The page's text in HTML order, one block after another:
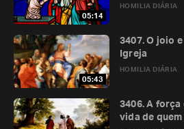
05:14
HOMILIA DIÁRIA
05:43
HOMILIA DIÁRIA
3407. O joio
Igreja
3406. A força
vida de